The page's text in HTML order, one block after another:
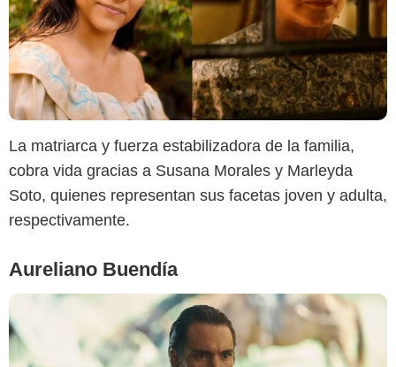
La matriarca y fuerza estabilizadora de la familia,
cobra vida gracias a Susana Morales y Marleyda
Soto, quienes representan sus facetas joven y adulta,
respectivamente.
Aureliano Buendía
Netflix